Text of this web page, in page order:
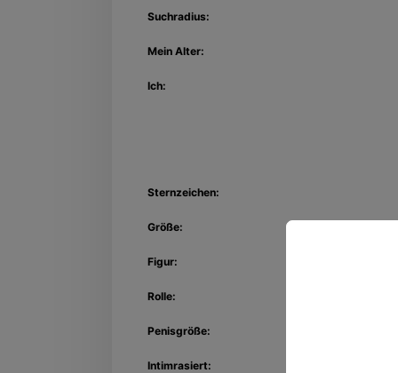
Suchradius:
Mein Alter:
Ich:
Sternzeichen:
Größe:
Figur:
Rolle:
Penisgröße:
Intimrasiert: